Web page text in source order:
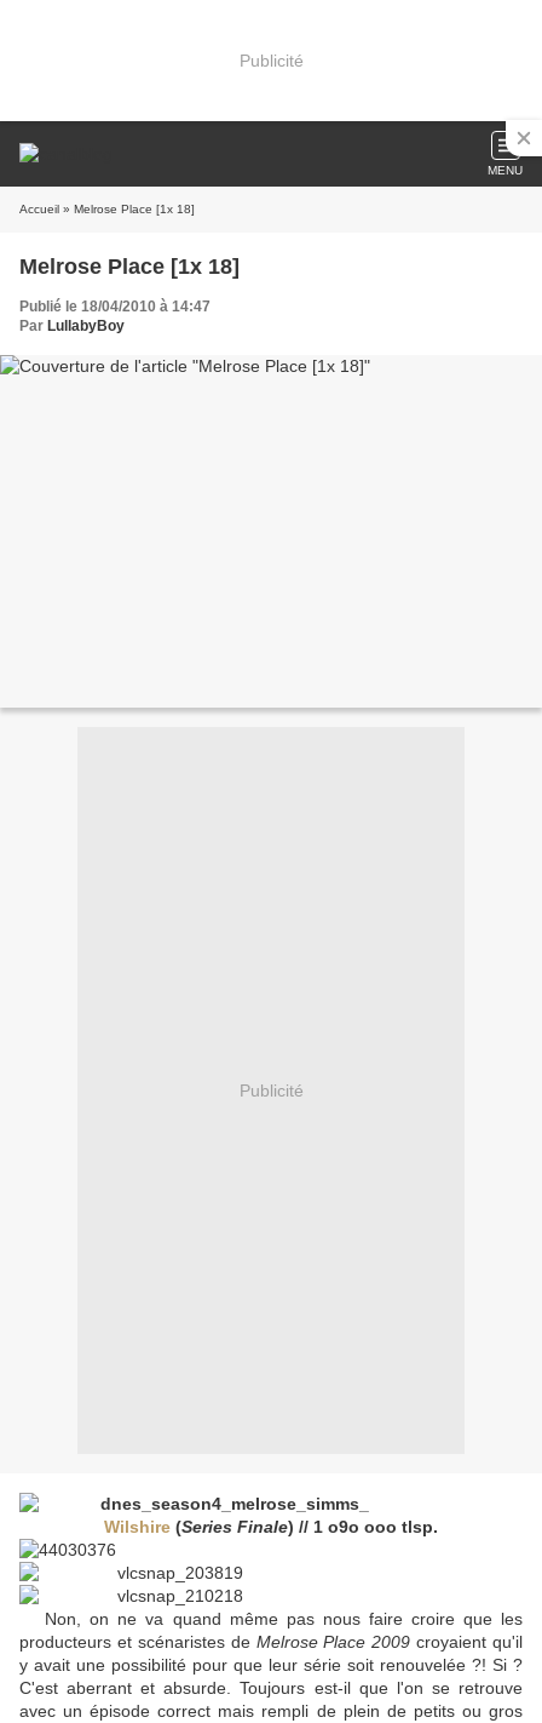
Publicité
MENU
Accueil » Melrose Place [1x 18]
Melrose Place [1x 18]
Publié le 18/04/2010 à 14:47
Par LullabyBoy
Publicité
Wilshire (Series Finale) // 1 o9o ooo tlsp.
Non, on ne va quand même pas nous faire croire que les
producteurs et scénaristes de Melrose Place 2009 croyaient qu'il
y avait une possibilité pour que leur série soit renouvelée ?! Si ?
C'est aberrant et absurde. Toujours est-il que l'on se retrouve
avec un épisode correct mais rempli de plein de petits ou gros